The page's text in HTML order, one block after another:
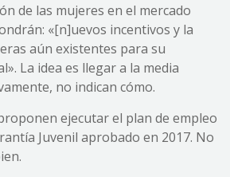
de las mujeres en el mercado
«[n]uevos incentivos y la
aún existentes para su
La idea es llegar a la media
no indican cómo.
ejecutar el plan de empleo
Juvenil aprobado en 2017. No